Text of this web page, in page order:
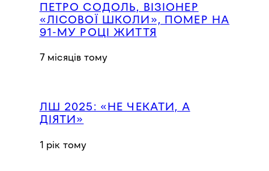
ПЕТРО СОДОЛЬ, ВІЗІОНЕР
«ЛІСОВОЇ ШКОЛИ», ПОМЕР НА
91-МУ РОЦІ ЖИТТЯ
7 місяців тому
ЛШ 2025: «НЕ ЧЕКАТИ, А
ДІЯТИ»
1 рік тому